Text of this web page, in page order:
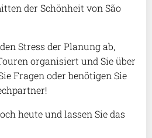
der Schönheit von São
Stress der Planung ab,
organisiert und Sie über
Fragen oder benötigen Sie
heute und lassen Sie das